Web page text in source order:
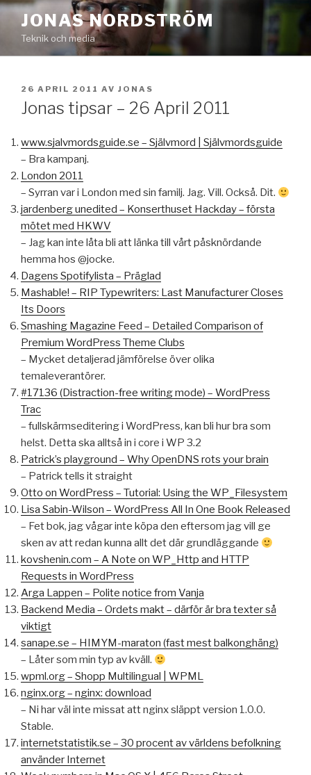
Hoppa
innehåll
JONAS NORDSTRÖM
Teknik och media
PUBLICERAT
26 APRIL 2011 AV JONAS
Jonas tipsar – 26 April 2011
www.sjalvmordsguide.se – Självmord | Självmordsguide
– Bra kampanj.
London 2011
– Syrran var i London med sin familj. Jag. Vill. Också. Dit.
jardenberg unedited – Konserthuset Hackday – första
mötet med HKWV
– Jag kan inte låta bli att länka till vårt påsknördande
hemma hos @jocke.
Dagens Spotifylista – Präglad
Mashable! – RIP Typewriters: Last Manufacturer Closes
Its Doors
Smashing Magazine Feed – Detailed Comparison of
Premium WordPress Theme Clubs
– Mycket detaljerad jämförelse över olika
temaleverantörer.
#17136 (Distraction-free writing mode) – WordPress
Trac
– fullskärmseditering i WordPress, kan bli hur bra som
helst. Detta ska alltså in i core i WP 3.2
Patrick’s playground – Why OpenDNS rots your brain
– Patrick tells it straight
Otto on WordPress – Tutorial: Using the WP_Filesystem
Lisa Sabin-Wilson – WordPress All In One Book Released
– Fet bok, jag vågar inte köpa den eftersom jag vill ge
sken av att redan kunna allt det där grundläggande
kovshenin.com – A Note on WP_Http and HTTP
Requests in WordPress
Arga Lappen – Polite notice from Vanja
Backend Media – Ordets makt – därför är bra texter så
viktigt
sanape.se – HIMYM-maraton (fast mest balkonghäng)
– Låter som min typ av kväll.
wpml.org – Shopp Multilingual | WPML
nginx.org – nginx: download
– Ni har väl inte missat att nginx släppt version 1.0.0.
Stable.
internetstatistik.se – 30 procent av världens befolkning
använder Internet